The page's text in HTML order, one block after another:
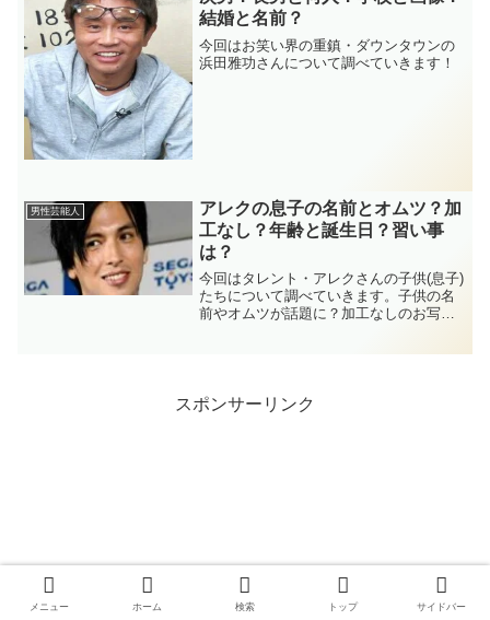
プライベートを知ればもっと好きにな
る！
結婚と名前？
今回はお笑い界の重鎮・ダウンタウンの
浜田雅功さんについて調べていきます！
男性芸能人
アレクの息子の名前とオムツ？加
工なし？年齢と誕生日？習い事
は？
今回はタレント・アレクさんの子供(息子)
たちについて調べていきます。子供の名
前やオムツが話題に？加工なしのお写真
スポンサーリンク
メニュー ホーム 検索 トップ サイドバー